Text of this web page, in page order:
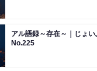
アル語録～存在～｜じょ
No.225